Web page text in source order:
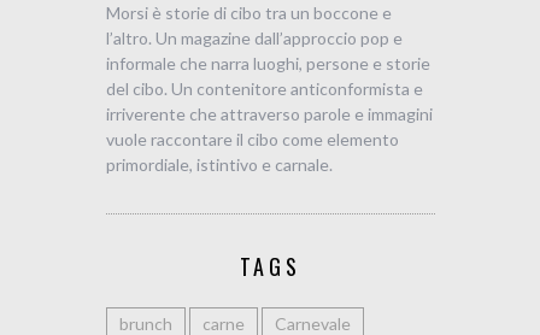
Morsi è storie di cibo tra un boccone e
l’altro. Un magazine dall’approccio pop e
informale che narra luoghi, persone e storie
del cibo. Un contenitore anticonformista e
irriverente che attraverso parole e immagini
vuole raccontare il cibo come elemento
primordiale, istintivo e carnale.
TAGS
brunch carne
Carnevale